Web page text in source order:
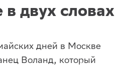
двух словах
дней в Москве
Воланд, который